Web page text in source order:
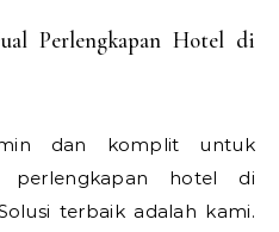
Perlengkapan Hotel di
dan komplit untuk
perlengkapan hotel di
terbaik adalah kami.